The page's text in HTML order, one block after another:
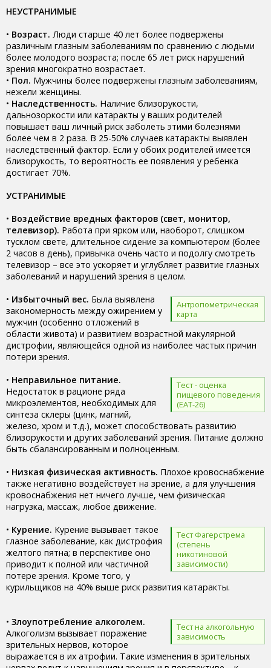
НЕУСТРАНИМЫЕ
• Возраст. Люди старше 40 лет более подвержены
различным глазным заболеваниям по сравнению с людьми
более молодого возраста; после 65 лет риск нарушений
зрения многократно возрастает.
• Пол. Мужчины более подвержены глазным заболеваниям,
нежели женщины.
• Наследственность. Наличие близорукости,
дальнозоркости или катаракты у ваших родителей
повышает ваш личный риск заболеть этими болезнями
более чем в 2 раза. В 25-50% случаев катаракты выявлен
наследственный фактор. Если у обоих родителей имеется
близорукость, то вероятность ее появления у ребенка
достигает 70%.
УСТРАНИМЫЕ
• Воздействие вредных факторов (свет, монитор,
телевизор). Работа при ярком или, наоборот, слишком
тусклом свете, длительное сидение за компьютером (более
2 часов в день), привычка очень часто и подолгу смотреть
телевизор – все это ускоряет и углубляет развитие глазных
заболеваний и нарушений зрения в целом.
• Избыточный вес.
Антропометрическая
карта
Была выявлена
закономерность между ожирением у
мужчин (особенно отложений в
области живота) и развитием возрастной макулярной
дистрофии, являющейся одной из наиболее частых причин
потери зрения.
• Неправильное питание.
Тест - оценка
пищевого поведения
(EAT-26)
Недостаток в рационе ряда
микроэлементов, необходимых для
синтеза склеры (цинк, магний,
железо, хром и т.д.), может способствовать развитию
близорукости и других заболеваний зрения. Питание должно
быть сбалансированным и полноценным.
• Низкая физическая активность. Плохое кровоснабжение
также негативно воздействует на зрение, а для улучшения
кровоснабжения нет ничего лучше, чем физическая
нагрузка, массаж, любое движение.
• Курение.
Тест Фагерстрема
(степень
никотиновой
зависимости)
Курение вызывает такое
глазное заболевание, как дистрофия
желтого пятна; в перспективе оно
приводит к полной или частичной
потере зрения. Кроме того, у
курильщиков на 40% выше риск развития катаракты.
• Злоупотребление алкоголем.
Тест на алкогольную
зависимость
Алкоголизм вызывает поражение
зрительных нервов, которое
выражается в их атрофии. Такие изменения в зрительных